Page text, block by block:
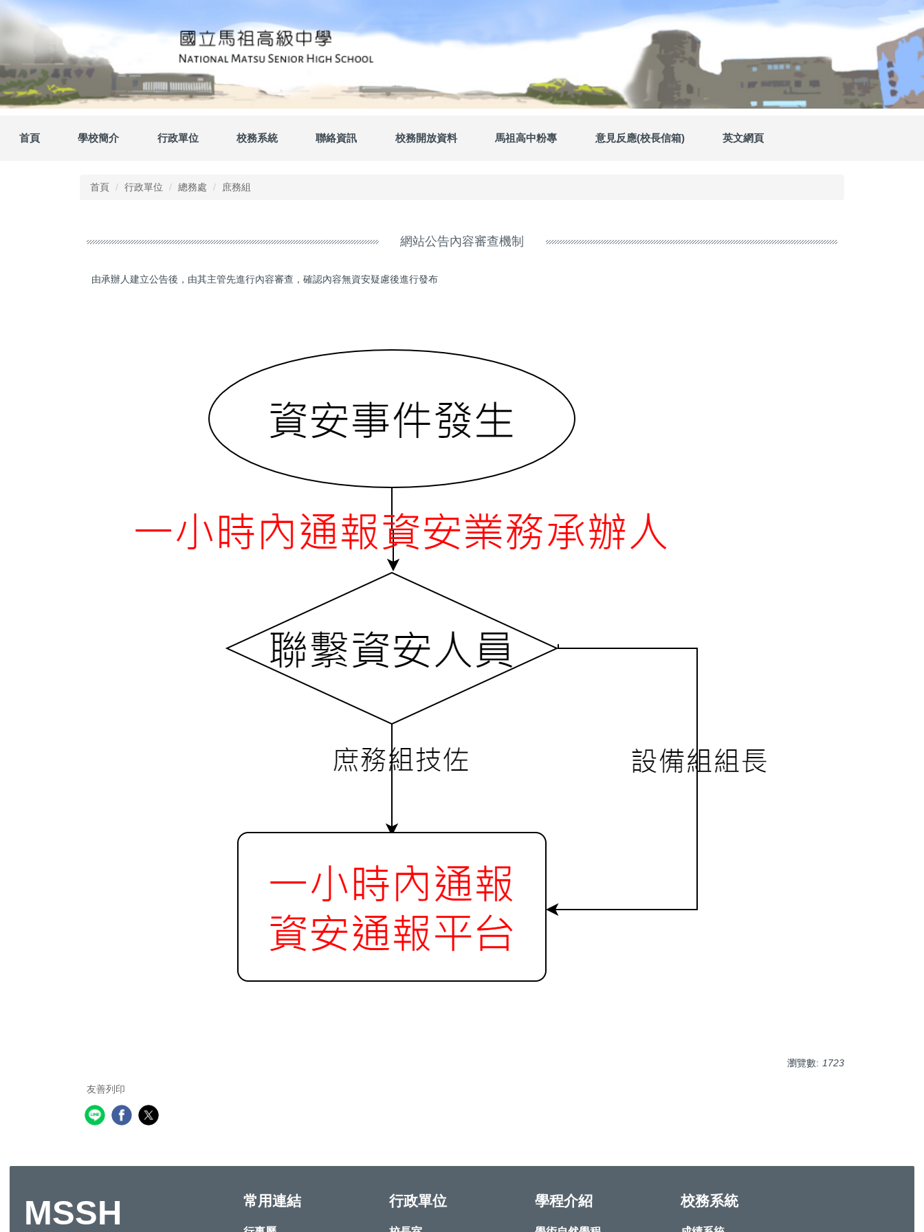
內
容
區
首頁 學校簡介 行政單位 校務系統 聯絡資訊 校務開放資料 馬祖高中粉專 意見反應(校長信箱) 英文網頁
首頁 行政單位 總務處 庶務組
網站公告內容審查機制
由承辦人建立公告後，由其主管先進行內容審查，確認內容無資安疑慮後進行發布
瀏覽數: 1723
友善列印
MSSH 常用連結 行政單位 學程介紹 校務系統